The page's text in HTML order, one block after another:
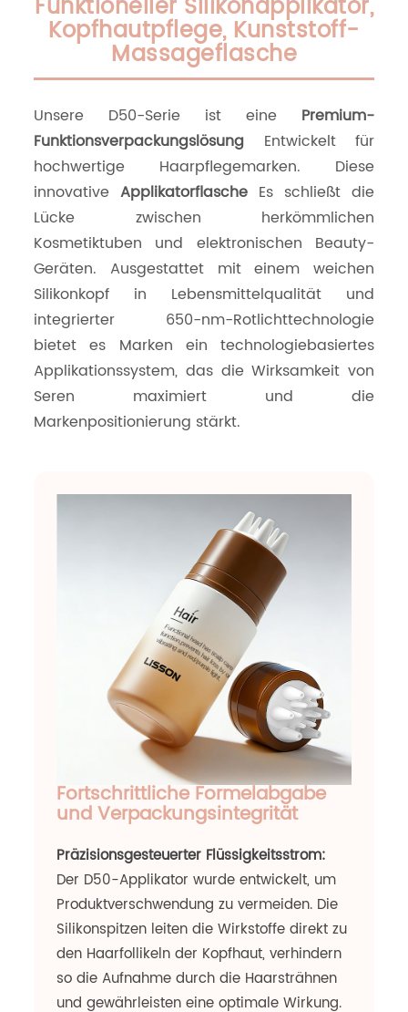
Funktioneller Silikonapplikator,
Kopfhautpflege, Kunststoff-
Massageflasche
Unsere D50-Serie ist eine Premium-
Funktionsverpackungslösung Entwickelt für
hochwertige Haarpflegemarken. Diese
innovativeApplikatorflasche Es schließt die
Lücke zwischen herkömmlichen
Kosmetiktuben und elektronischen Beauty-
Geräten. Ausgestattet mit einem weichen
Silikonkopf in Lebensmittelqualität und
integrierter 650-nm-Rotlichttechnologie
bietet es Marken ein technologiebasiertes
Applikationssystem, das die Wirksamkeit von
Seren maximiert und die
Markenpositionierung stärkt.
Fortschrittliche Formelabgabe
und Verpackungsintegrität
Präzisionsgesteuerter Flüssigkeitsstrom:
Der D50-Applikator wurde entwickelt, um
Produktverschwendung zu vermeiden. Die
Silikonspitzen leiten die Wirkstoffe direkt zu
den Haarfollikeln der Kopfhaut, verhindern
so die Aufnahme durch die Haarsträhnen
und gewährleisten eine optimale Wirkung.